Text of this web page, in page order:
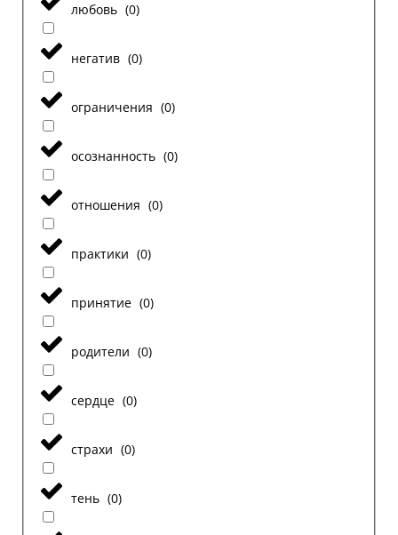
любовь (0)
негатив (0)
ограничения (0)
осознанность (0)
отношения (0)
практики (0)
принятие (0)
родители (0)
сердце (0)
страхи (0)
тень (0)